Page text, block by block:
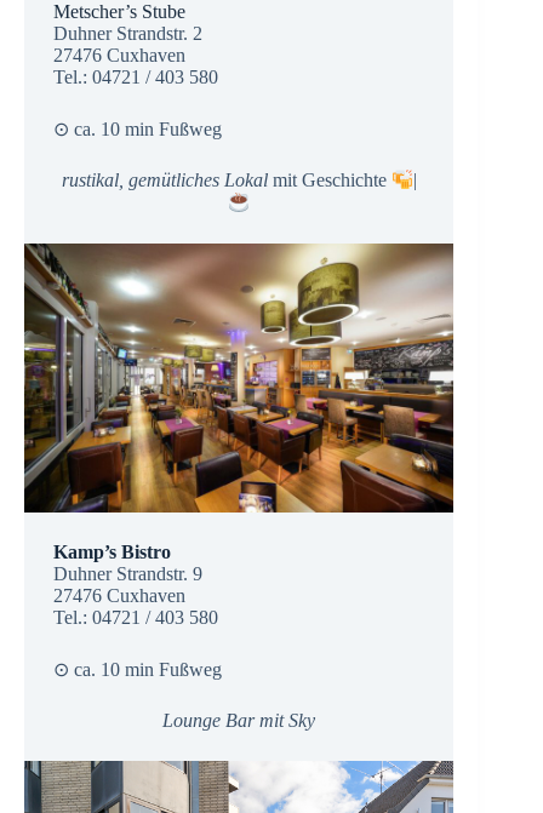
Metscher’s Stube
Duhner Strandstr. 2
27476 Cuxhaven
Tel.: 04721 / 403 580
⊙ ca. 10 min Fußweg
rustikal, gemütliches Lokalmit Geschichte
Kamp’s Bistro
Duhner Strandstr. 9
27476 Cuxhaven
Tel.: 04721 / 403 580
⊙ ca. 10 min Fußweg
Lounge Bar mit Sky